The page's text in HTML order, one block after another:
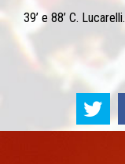
39’ e 88’ C. Lucarelli.